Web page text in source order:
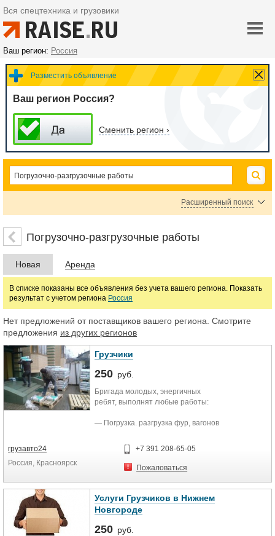
Вся спецтехника и грузовики
Ваш регион: Россия
Разместить объявление
Ваш регион Россия?
Сменить регион ›
Расширенный поиск
Цена
руб.
Погрузочно-разгрузочные работы
Новая Аренда
В списке показаны все объявления без учета вашего региона. Показать
результат с учетом региона Россия
Нет предложений от поставщиков вашего региона. Смотрите
предложения из других регионов
Грузчики
250 руб.
Бригада молодых, энергичных
ребят, выполнят любые работы:
― Погрузка. разгрузка фур, вагонов
- Демонтажные работы, слом
ветхих строений. напольных
покрытий, стен, перегородок,
вывоз строительного мусора.
мебели, хлама
― Подъем строительных
материалов .
грузавто24
Россия, Красноярск
+7 391 208-65-05
Пожаловаться
Услуги Грузчиков в Нижнем
Новгороде
250 руб.